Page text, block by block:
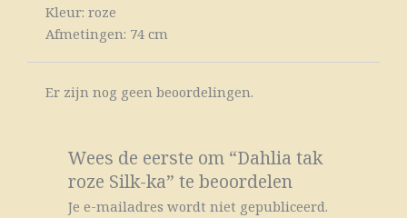
Kleur: roze
Afmetingen: 74 cm
Er zijn nog geen beoordelingen.
Wees de eerste om “Dahlia tak
roze Silk-ka” te beoordelen
Je e-mailadres wordt niet gepubliceerd.